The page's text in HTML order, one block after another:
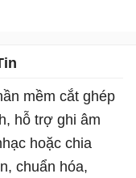
mềm cắt ghép
hỗ trợ ghi âm
hoặc chia
chuẩn hóa,